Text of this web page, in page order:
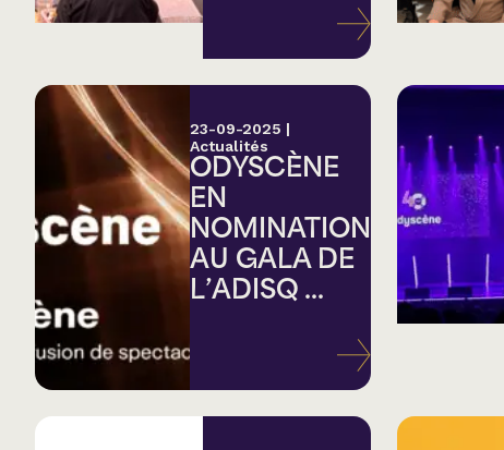
23-09-2025 |
Actualités
ODYSCÈNE
EN
NOMINATION
AU GALA DE
L’ADISQ ...